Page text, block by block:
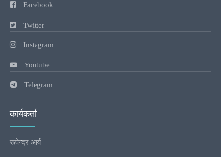
Facebook
Twitter
Instagram
Youtube
Telegram
कार्यकर्ता
रूपेन्द्र आर्य